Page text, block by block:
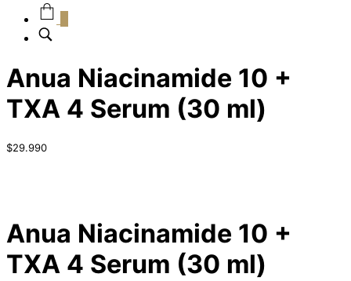
Anua Niacinamide 10 +
TXA 4 Serum (30 ml)
$29.990
Anua Niacinamide 10 +
TXA 4 Serum (30 ml)